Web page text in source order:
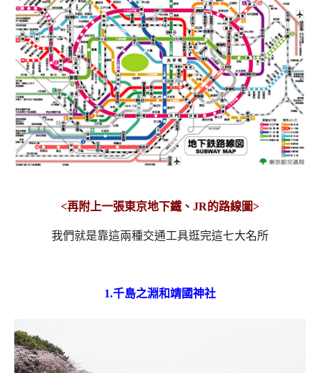
<再附上一張東京地下鐵、JR的路線圖>
我們就是靠這兩種交通工具逛完這七大名所
1.千島之淵和靖國神社